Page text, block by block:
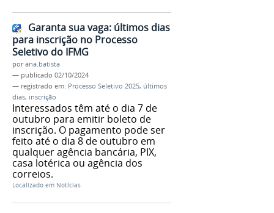
Garanta sua vaga: últimos dias
para inscrição no Processo
Seletivo do IFMG
porana.batista
— publicado 02/10/2024
— registrado em: Processo Seletivo 2025, últimos
dias, inscrição
Interessados têm até o dia 7 de
outubro para emitir boleto de
inscrição. O pagamento pode ser
feito até o dia 8 de outubro em
qualquer agência bancária, PIX,
casa lotérica ou agência dos
correios.
Localizado em Notícias